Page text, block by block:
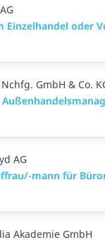
Einzelhandel oder
Nchfg. GmbH & Co.
AG
mann für
Akademie GmbH